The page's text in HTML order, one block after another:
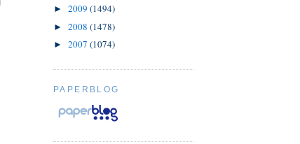
► 2009 (1494)
► 2008 (1478)
► 2007 (1074)
PAPERBLOG